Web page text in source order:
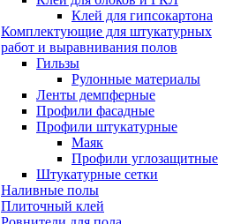
Клей для гипсокартона
Комплектующие для штукатурных
работ и выравнивания полов
Гильзы
Рулонные материалы
Ленты демпферные
Профили фасадные
Профили штукатурные
Маяк
Профили углозащитные
Штукатурные сетки
Наливные полы
Плиточный клей